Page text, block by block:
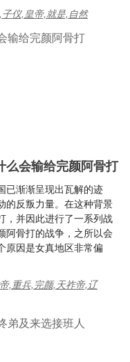
仪,皇帝,就是,自然
么会输给完颜阿骨打
已渐渐呈现出瓦解的迹
的反叛力量。在这种背景
，并因此进行了一系列战
阿骨打的战争，之所以会
原因是女真地区非常偏
,重兵,完颜,天祚帝,辽